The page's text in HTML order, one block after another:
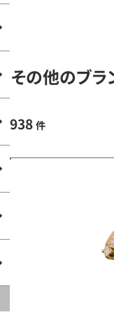
その他のブラ
938 件